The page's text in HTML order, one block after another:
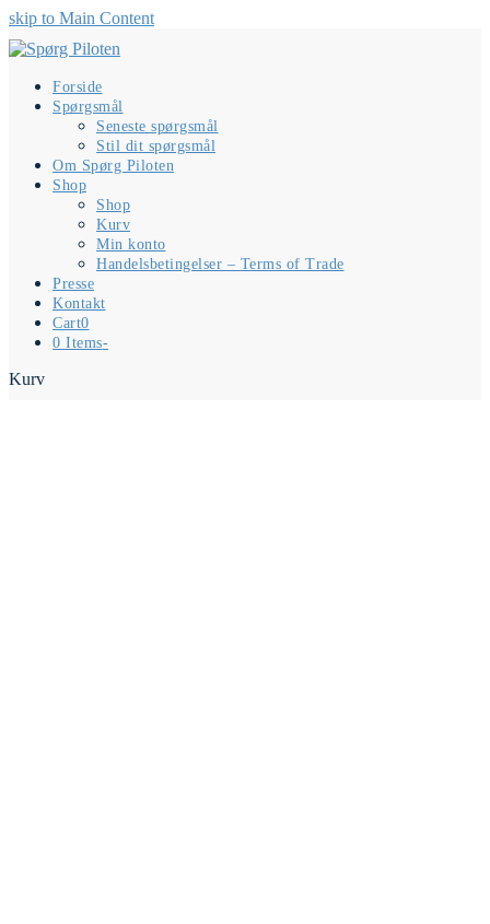
skip to Main Content
Forside
Spørgsmål
Seneste spørgsmål
Stil dit spørgsmål
Om Spørg Piloten
Shop
Shop
Kurv
Min konto
Handelsbetingelser – Terms of Trade
Presse
Kontakt
Cart0
0 Items-
Kurv